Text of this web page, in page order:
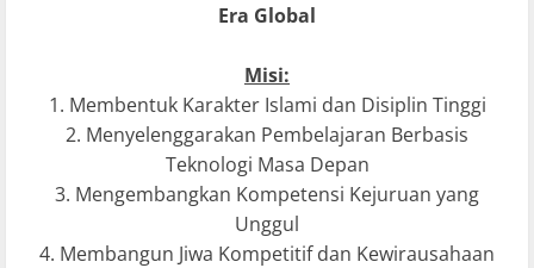
Era Global
Misi:
1. Membentuk Karakter Islami dan Disiplin Tinggi
2. Menyelenggarakan Pembelajaran Berbasis
Teknologi Masa Depan
3. Mengembangkan Kompetensi Kejuruan yang
Unggul
4. Membangun Jiwa Kompetitif dan Kewirausahaan